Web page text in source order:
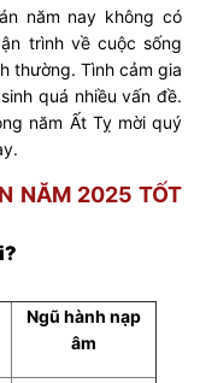
năm nay không có
trình về cuộc sống
thường. Tình cảm gia
quá nhiều vấn đề.
năm Ất Tỵ mời quý
NĂM 2025 TỐT
Ngũ hành nạp
âm